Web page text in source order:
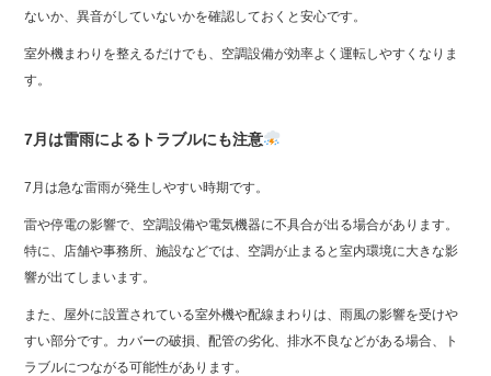
ないか、異音がしていないかを確認しておくと安心です。
室外機まわりを整えるだけでも、空調設備が効率よく運転しやすくなりま
す。
7月は雷雨によるトラブルにも注意
7月は急な雷雨が発生しやすい時期です。
雷や停電の影響で、空調設備や電気機器に不具合が出る場合があります。
特に、店舗や事務所、施設などでは、空調が止まると室内環境に大きな影
響が出てしまいます。
また、屋外に設置されている室外機や配線まわりは、雨風の影響を受けや
すい部分です。カバーの破損、配管の劣化、排水不良などがある場合、ト
ラブルにつながる可能性があります。